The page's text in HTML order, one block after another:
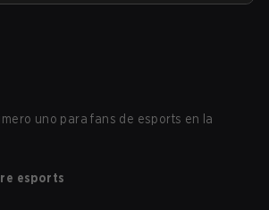
uno para fans de esports en la
esports